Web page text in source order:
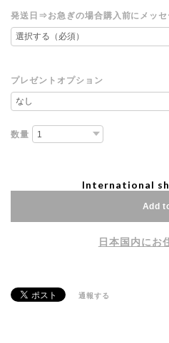
発送日⇒お急ぎの場合購入前にメッ
プレゼントオプション
数量
International
Add
日本国内にお
通報する